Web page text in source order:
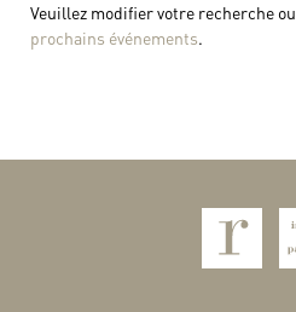
Veuillez modifier votre recherche ou
prochains événements.